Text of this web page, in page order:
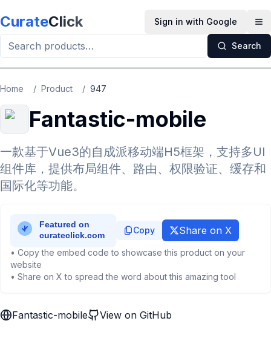
CurateClick Sign in with Google
Search
Home / Product / 947
Fantastic-mobile
一款基于Vue3的自成派移动端H5框架，支持多UI
组件库，提供布局组件、路由、权限验证、缓存和
国际化等功能。
Copy Share on X
• Copy the embed code to showcase this product on your
website
• Share on X to spread the word about this amazing tool
Fantastic-mobile View on GitHub